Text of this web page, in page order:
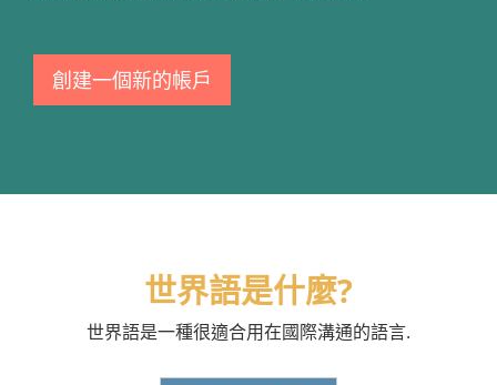
創建一個新的帳戶
世界語是什麼?
世界語是一種很適合用在國際溝通的語言.